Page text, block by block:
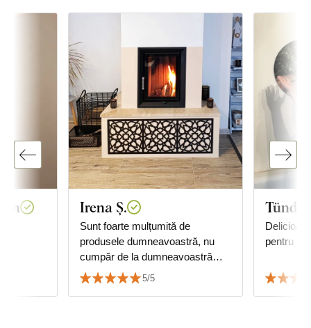
Irena Ș.
Sunt foarte mulțumită de
produsele dumneavoastră, nu
cumpăr de la dumneavoastră
pentru prima dată și nici pentru
ultima, sunteți minunați,
5/5
Tünde
pentru